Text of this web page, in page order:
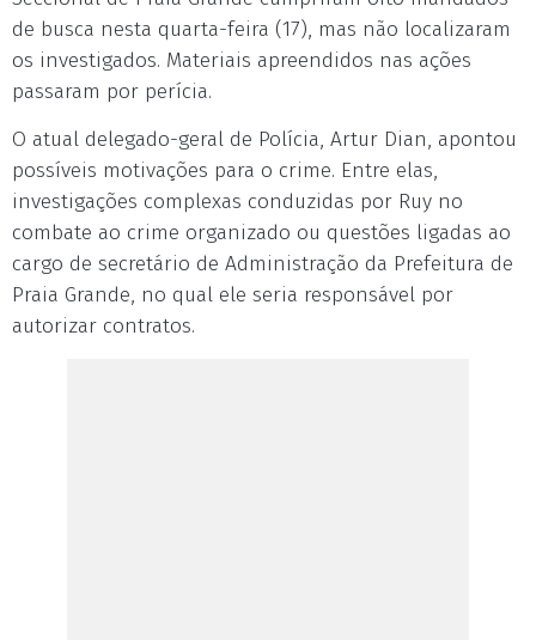
de busca nesta quarta-feira (17), mas não localizaram
os investigados. Materiais apreendidos nas ações
passaram por perícia.
O atual delegado-geral de Polícia, Artur Dian, apontou
possíveis motivações para o crime. Entre elas,
investigações complexas conduzidas por Ruy no
combate ao crime organizado ou questões ligadas ao
cargo de secretário de Administração da Prefeitura de
Praia Grande, no qual ele seria responsável por
autorizar contratos.